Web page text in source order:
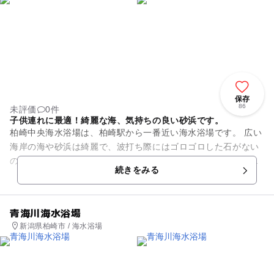
保存
86
未評価
0件
子供連れに最適！綺麗な海、気持ちの良い砂浜です。
柏崎中央海水浴場は、柏崎駅から一番近い海水浴場です。 広い
海岸の海や砂浜は綺麗で、波打ち際にはゴロゴロした石がない
ので気持ちよく裸足で過ごせます。岩場もあり磯遊びも楽しめ
ます。海の家には温水シ...続きをみる
青海川海水浴場
新潟県柏崎市 / 海水浴場